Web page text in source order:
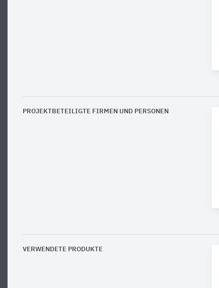
PROJEKTBETEILIGTE FIRMEN UND PERSONEN
VERWENDETE PRODUKTE